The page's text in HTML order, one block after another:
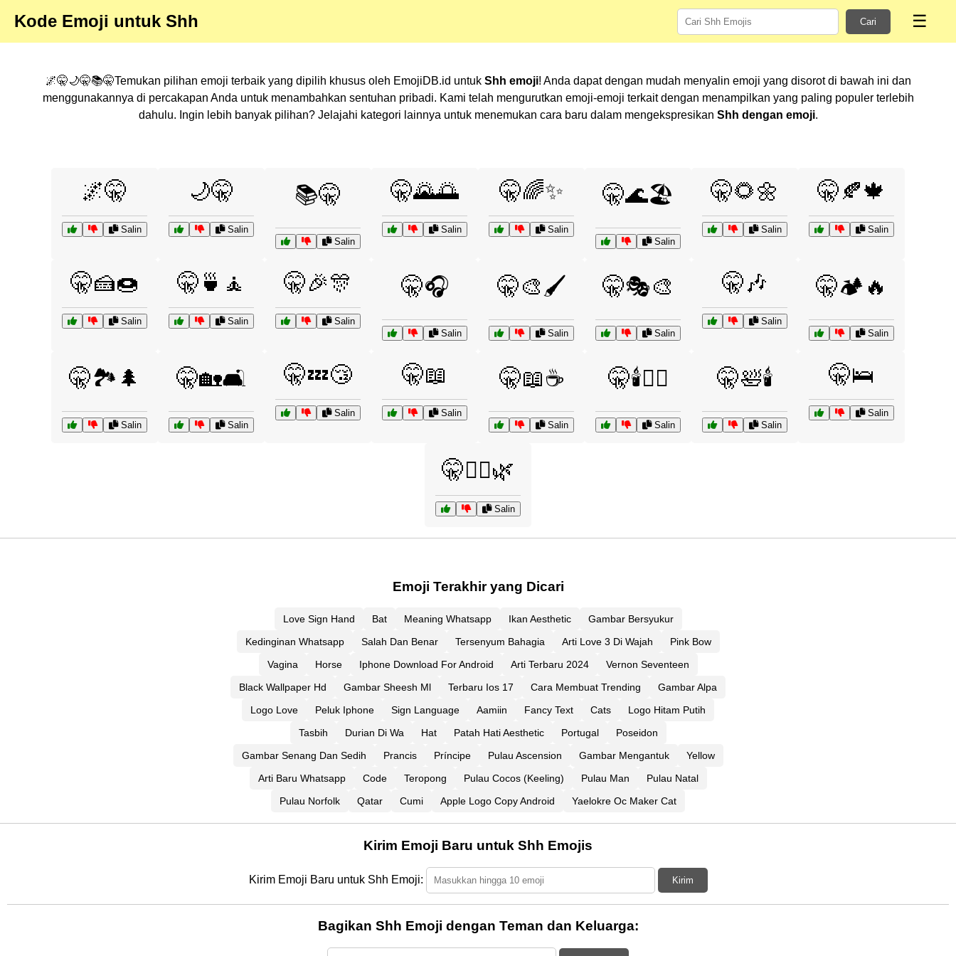
Kode Emoji untuk Shh Cari ☰
🌌🤫🌙🤫📚🤫Temukan pilihan emoji terbaik yang dipilih khusus oleh EmojiDB.id untuk Shh emoji! Anda dapat dengan mudah menyalin emoji yang disorot di bawah ini dan
menggunakannya di percakapan Anda untuk menambahkan sentuhan pribadi. Kami telah mengurutkan emoji-emoji terkait dengan menampilkan yang paling populer terlebih
dahulu. Ingin lebih banyak pilihan? Jelajahi kategori lainnya untuk menemukan cara baru dalam mengekspresikan Shh dengan emoji.
🌌🤫
Salin
🌙🤫
Salin
📚🤫
Salin
🤫🌄🌅
Salin
🤫🌈✨
Salin
🤫🌊🏖️
Salin
🤫🌻🌼
Salin
🤫🍂🍁
Salin
🤫🍰🍩
Salin
🤫🍵🧘
Salin
🤫🎉🎊
Salin
🤫🎧
Salin
🤫🎨🖌️
Salin
🤫🎭🎨
Salin
🤫🎶
Salin
🤫🏕️🔥
Salin
🤫🏞️🌲
Salin
🤫🏡🛋️
Salin
🤫💤😴
Salin
🤫📖
Salin
🤫📖☕
Salin
🤫🕯️🧘‍♀️
Salin
🤫🛀🕯️
Salin
🤫🛌
Salin
🤫🧘‍♂️🌿
Salin
Emoji Terakhir yang Dicari
Love Sign Hand Bat Meaning Whatsapp Ikan Aesthetic
Gambar Bersyukur
Kedinginan Whatsapp
Salah Dan Benar Tersenyum Bahagia Arti Love 3 Di Wajah
Pink Bow
Vagina
Horse Iphone Download For Android Arti Terbaru 2024
Vernon Seventeen
Black Wallpaper Hd
Gambar Sheesh Ml Terbaru Ios 17 Cara Membuat Trending
Gambar Alpa
Logo Love
Peluk Iphone Sign Language Aamiin Fancy Text Cats
Logo Hitam Putih
Tasbih
Durian Di Wa Hat Patah Hati Aesthetic Portugal
Poseidon
Gambar Senang Dan Sedih
Prancis Príncipe Pulau Ascension Gambar Mengantuk
Yellow
Arti Baru Whatsapp
Code Teropong Pulau Cocos (Keeling) Pulau Man
Pulau Natal
Pulau Norfolk
Qatar Cumi Apple Logo Copy Android Yaelokre Oc Maker Cat
Kirim Emoji Baru untuk Shh Emojis
Kirim Emoji Baru untuk Shh Emoji: Kirim
Bagikan Shh Emoji dengan Teman dan Keluarga: